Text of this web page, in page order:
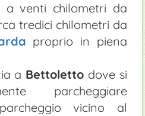
a venti chilometri da
tredici chilometri da
proprio in piena
a Bettoletto dove si
parcheggiare
vicino al